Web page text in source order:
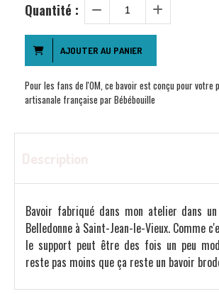
Quantité :
AJOUTER AU PANIER
Pour les fans de l'OM, ce bavoir est conçu pour votre
artisanale française par Bébébouille
Bavoir fabriqué dans mon atelier dans
Belledonne à Saint-Jean-le-Vieux. Comme
le support peut être des fois un peu
reste pas moins que ça reste un bavoir